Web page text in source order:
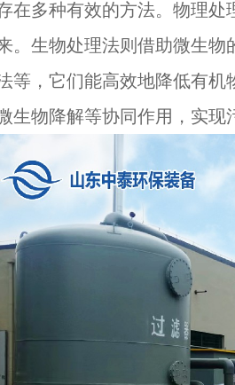
在多种有效的方法。物理处
。生物处理法则借助微生
等，它们能高效地降低有
生物降解等协同作用，实现